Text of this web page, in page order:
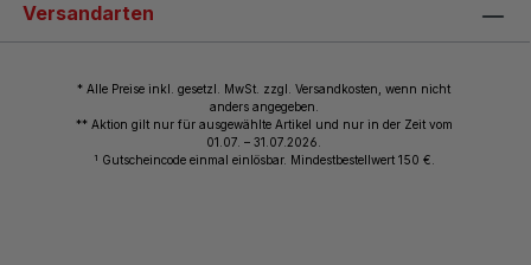
Versandarten
* Alle Preise inkl. gesetzl. MwSt. zzgl. Versandkosten, wenn nicht
anders angegeben.
** Aktion gilt nur für ausgewählte Artikel und nur in der Zeit vom
01.07. – 31.07.2026.
1 Gutscheincode einmal einlösbar. Mindestbestellwert 150 €.